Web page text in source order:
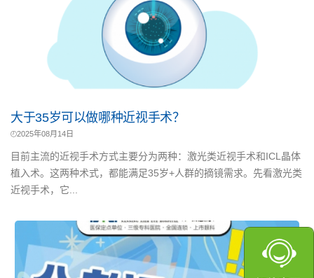
大于35岁可以做哪种近视手术？
2025年08月14日
目前主流的近视手术方式主要分为两种：激光类近视手术和ICL晶体
植入术。这两种术式，都能满足35岁+人群的摘镜需求。先看激光类
近视手术，它...